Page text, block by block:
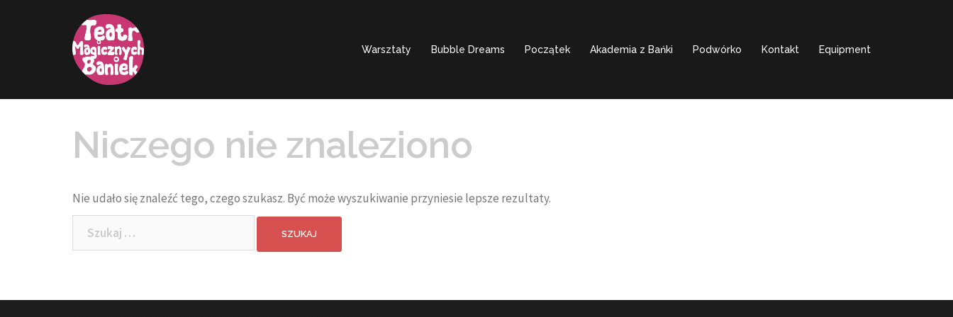
Warsztaty Bubble Dreams Początek Akademia z Bańki Podwórko Kontakt Equipment
Niczego nie znaleziono
Nie udało się znaleźć tego, czego szukasz. Być może wyszukiwanie przyniesie lepsze rezultaty.
Szukaj: